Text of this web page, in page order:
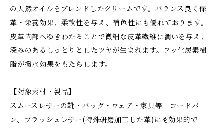
の天然オイルをブレンドしたクリームです。バランス良く保
革・栄養効果、柔軟性を与え、補色性にも優れております。
皮革内部へゆきわたることで微細な皮革繊維に潤いを与え、
深みのあるしっとりとしたツヤが生まれます。フッ化炭素樹
脂が撥水効果をもたらします。
【対象素材・製品】
スムースレザーの靴・バッグ・ウェア・家具等 コードバ
ン、ブラッシュレザー(特殊研磨加工した革)にも効果的で